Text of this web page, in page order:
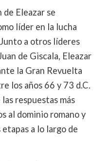
Eleazar se
líder en la lucha
a otros líderes
de Giscala, Eleazar
la Gran Revuelta
los años 66 y 73 d.C.
respuestas más
al dominio romano y
a lo largo de